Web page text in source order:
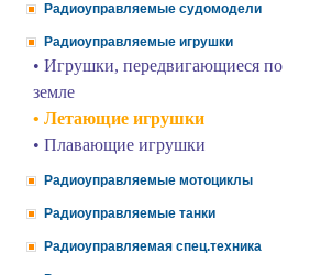
Радиоуправляемые судомодели
Радиоуправляемые игрушки
• Игрушки, передвигающиеся по
земле
• Летающие игрушки
• Плавающие игрушки
Радиоуправляемые мотоциклы
Радиоуправляемые танки
Радиоуправляемая спец.техника